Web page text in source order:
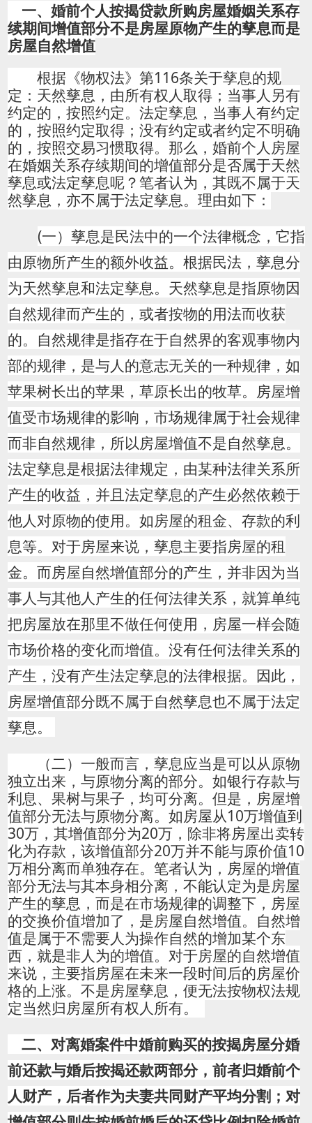
一、婚前个人按揭贷款所购房屋婚姻关系存
续期间增值部分不是房屋原物产生的孳息而是
房屋自然增值
根据《物权法》第116条关于孳息的规
定：天然孳息，由所有权人取得；当事人另有
约定的，按照约定。法定孳息，当事人有约定
的，按照约定取得；没有约定或者约定不明确
的，按照交易习惯取得。那么，婚前个人房屋
在婚姻关系存续期间的增值部分是否属于天然
孳息或法定孳息呢？笔者认为，其既不属于天
然孳息，亦不属于法定孳息。理由如下：
(一） 孳息是民法中的一个法律概念，它指
由原物所产生的额外收益。根据民法，孳息分
为天然孳息和法定孳息。 天然孳息是指原物因
自然规律而产生的，或者按物的用法而收获
的。自然规律是指存在于自然界的客观事物内
部的规律，是与人的意志无关的一种规律， 如
苹果树长出的苹果，草原长出的牧草。 房屋增
值受市场规律的影响，市场规律属于社会规律
而非自然规律，所以房屋增值不是自然孳息。
法定孳息是根据法律规定，由某种法律关系所
产生的收益，并且法定孳息的产生必然依赖于
他人对原物的使用。 如房屋的租金、存款的利
息等。对于房屋来说，孳息主要指房屋的租
金。 而房屋自然增值部分的产生，并非因为当
事人与其他人产生的任何法律关系，就算单纯
把房屋放在那里不做任何使用，房屋一样会随
市场价格的变化而增值。没有任何法律关系的
产生，没有产生法定孳息的法律根据。因此，
房屋增值部分既不属于自然孳息也不属于法定
孳息。
（二）一般而言，孳息应当是可以从原物
独立出来，与原物分离的部分。如银行存款与
利息、果树与果子，均可分离。但是，房屋增
值部分无法与原物分离。如房屋从10万增值到
30万，其增值部分为20万，除非将房屋出卖转
化为存款，该增值部分20万并不能与原价值10
万相分离而单独存在。笔者认为，房屋的增值
部分无法与其本身相分离，不能认定为是房屋
产生的孳息，而是在市场规律的调整下，房屋
的交换价值增加了，是房屋自然增值。
自然增
值是属于不需要人为操作自然的增加某个东
西，就是非人为的增值。对于房屋的自然增值
来说，主要指房屋在未来一段时间后的房屋价
格的上涨。 不是房屋孳息，便无法按物权法规
定当然归房屋所有权人所有。
二、对离婚案件中婚前购买的按揭房屋分婚
前还款与婚后按揭还款两部分，前者归婚前个
人财产，后者作为夫妻共同财产平均分割；对